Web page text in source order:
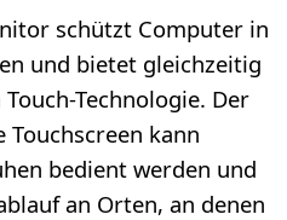
schützt Computer in
und bietet gleichzeitig
Technologie. Der
kann
bedient werden und
an Orten, an denen